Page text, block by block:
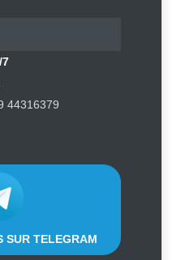
bagages perdus,
: ce que chaque
7
44316379
SUR TELEGRAM